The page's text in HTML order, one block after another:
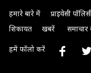
हमारे बारे में प्राइवेसी
शिकायत
खबरें समाचार
हमें फॉलो करें